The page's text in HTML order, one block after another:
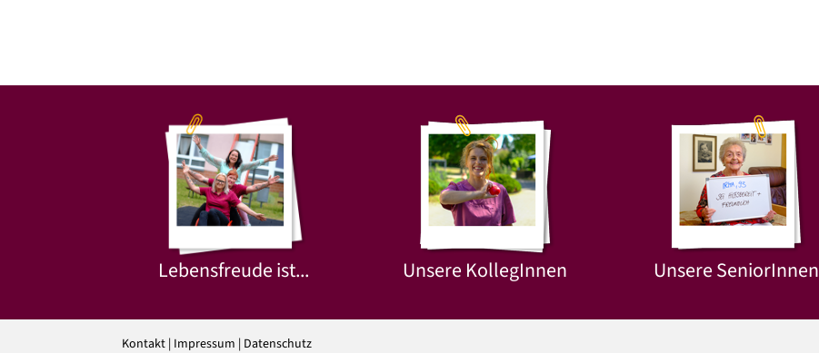
Lebensfreude ist... Unsere KollegInnen Unsere SeniorInnen
Kontakt | Impressum | Datenschutz